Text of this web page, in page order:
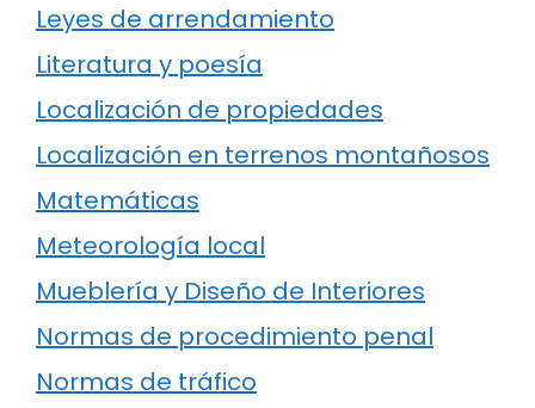
Leyes de arrendamiento
Literatura y poesía
Localización de propiedades
Localización en terrenos montañosos
Matemáticas
Meteorología local
Mueblería y Diseño de Interiores
Normas de procedimiento penal
Normas de tráfico